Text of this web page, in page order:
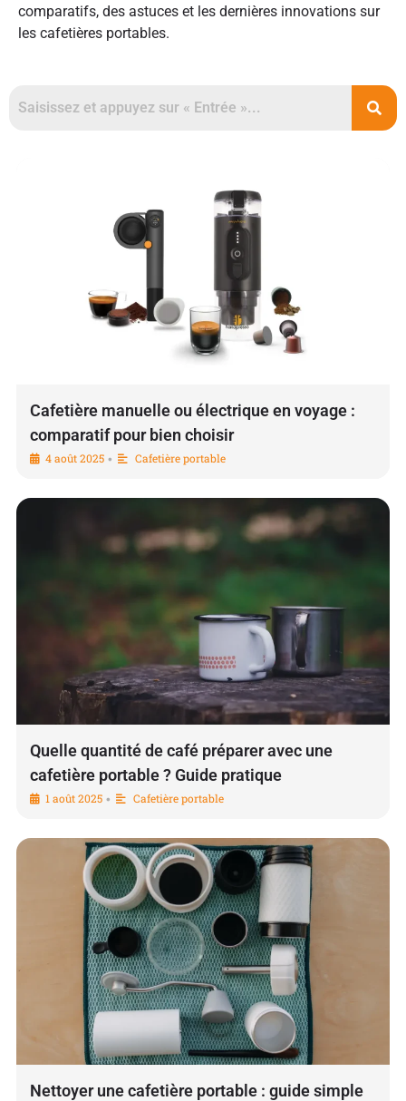
comparatifs, des astuces et les dernières innovations sur
les cafetières portables.
Cafetière manuelle ou électrique en voyage :
comparatif pour bien choisir
4 août 2025 • Cafetière portable
Quelle quantité de café préparer avec une
cafetière portable ? Guide pratique
1 août 2025 • Cafetière portable
Nettoyer une cafetière portable : guide simple